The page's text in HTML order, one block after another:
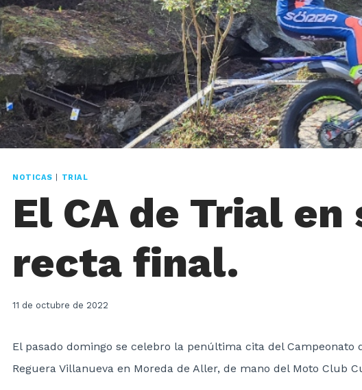
NOTICAS TRIAL
El CA de Trial en
recta final.
11 de octubre de 2022
El pasado domingo se celebro la penúltima cita del Campeonato
Reguera Villanueva en Moreda de Aller, de mano del Moto Club